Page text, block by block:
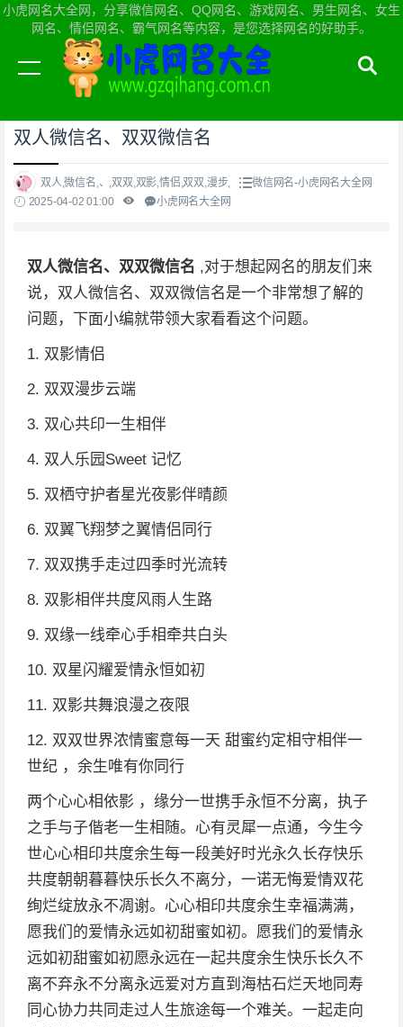
小虎网名大全网，分享微信网名、QQ网名、游戏网名、男生网名、女生
网名、情侣网名、霸气网名等内容，是您选择网名的好助手。
当前位置：小虎网名大全网首页>微信网名
双人微信名、双双微信名
双人,微信名,、,双双,双影,情侣,双双,漫步,
微信网名-小虎网名大全网
2025-04-02 01:00
小虎网名大全网
双人微信名、双双微信名 ,对于想起网名的朋友们来
说，双人微信名、双双微信名是一个非常想了解的
问题，下面小编就带领大家看看这个问题。
1. 双影情侣
2. 双双漫步云端
3. 双心共印一生相伴
4. 双人乐园Sweet 记忆
5. 双栖守护者星光夜影伴晴颜
6. 双翼飞翔梦之翼情侣同行
7. 双双携手走过四季时光流转
8. 双影相伴共度风雨人生路
9. 双缘一线牵心手相牵共白头
10. 双星闪耀爱情永恒如初
11. 双影共舞浪漫之夜限
12. 双双世界浓情蜜意每一天 甜蜜约定相守相伴一
世纪 ，余生唯有你同行
两个心心相依影 ，缘分一世携手永恒不分离，执子
之手与子偕老一生相随。心有灵犀一点通，今生今
世心心相印共度余生每一段美好时光永久长存快乐
共度朝朝暮暮快乐长久不离分，一诺无悔爱情双花
绚烂绽放永不凋谢。心心相印共度余生幸福满满，
愿我们的爱情永远如初甜蜜如初。愿我们的爱情永
远如初甜蜜如初愿永远在一起共度余生快乐长久不
离不弃永不分离永远爱对方直到海枯石烂天地同寿
同心协力共同走过人生旅途每一个难关。一起走向